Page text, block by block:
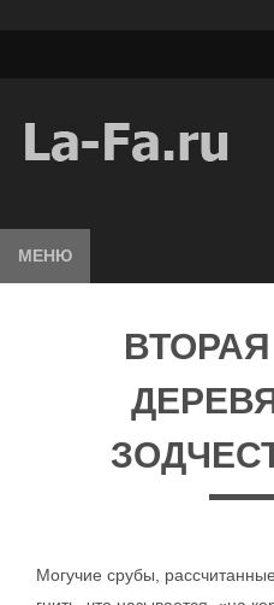
МЕНЮ
Могучие срубы,